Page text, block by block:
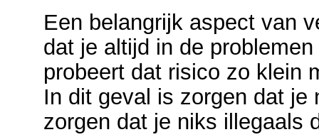
Een belangrijk aspect van
dat je altijd in de
probeert dat risico zo klein
In dit geval is zorgen dat je
zorgen dat je niks illegaals